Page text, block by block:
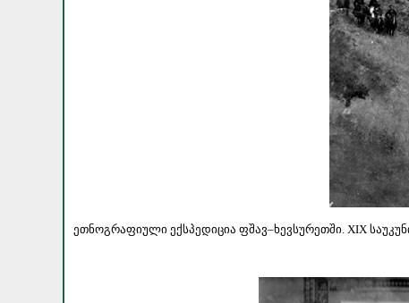
ეთნოგრაფიული ექსპედიცია ფშავ–ხევსურეთში. XIX